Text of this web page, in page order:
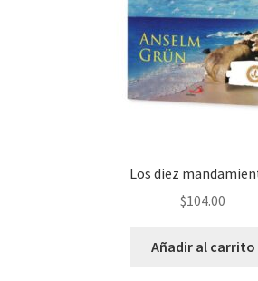
Los diez
$104.00
Añadir al carrito